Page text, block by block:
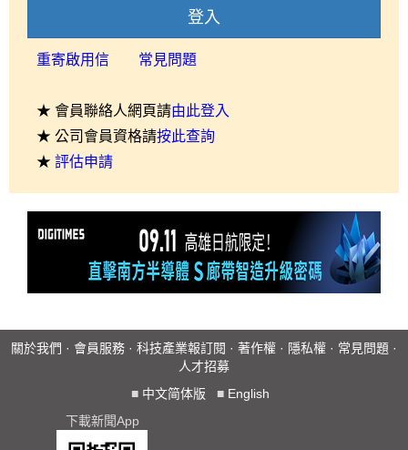
登入
重寄啟用信 常見問題
★ 會員聯絡人網頁請由此登入
★ 公司會員資格請按此查詢
★ 評估申請
關於我們 · 會員服務 · 科技產業報訂閱 · 著作權 · 隱私權 · 常見問題 ·
人才招募
■ 中文简体版 ■ English
下載新聞App